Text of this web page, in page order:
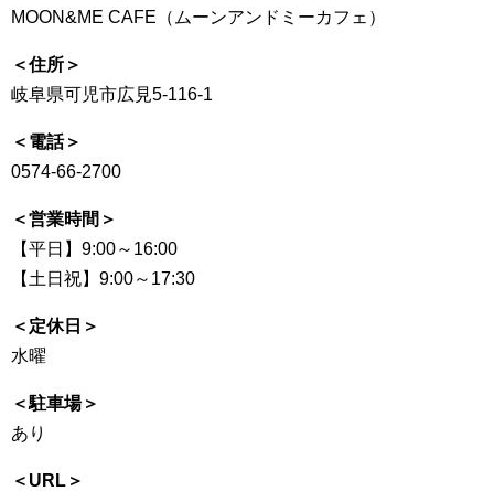
MOON&ME CAFE（ムーンアンドミーカフェ）
＜住所＞
岐阜県可児市広見5-116-1
＜電話＞
0574-66-2700
＜営業時間＞
【平日】9:00～16:00
【土日祝】9:00～17:30
＜定休日＞
水曜
＜駐車場＞
あり
＜URL＞